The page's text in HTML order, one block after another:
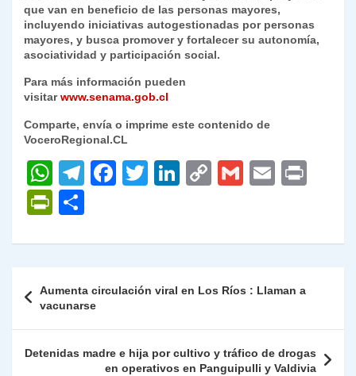
que van en beneficio de las personas mayores,
incluyendo iniciativas autogestionadas por personas
mayores, y busca promover y fortalecer su autonomía,
asociatividad y participación social.
Para más información pueden
visitarwww.senama.gob.cl
Comparte, envía o imprime este contenido de
VoceroRegional.CL
W
h
at
s
p
p
T
gr
m
F
e
o
o
k
T
er
Li
e
n
C
y
n
k
G
l
E
l
P
nt
ie
n
dl
m
p
ar
tir
de
entradas
Aumenta circulación viral en Los Ríos : Llaman a
vacunarse
Detenidas madre e hija por cultivo y tráfico de drogas
en operativos en Panguipulli y Valdivia